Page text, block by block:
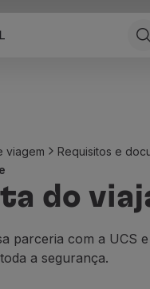
viagem
Requisitos e
do
parceria com a UCS
toda a segurança.